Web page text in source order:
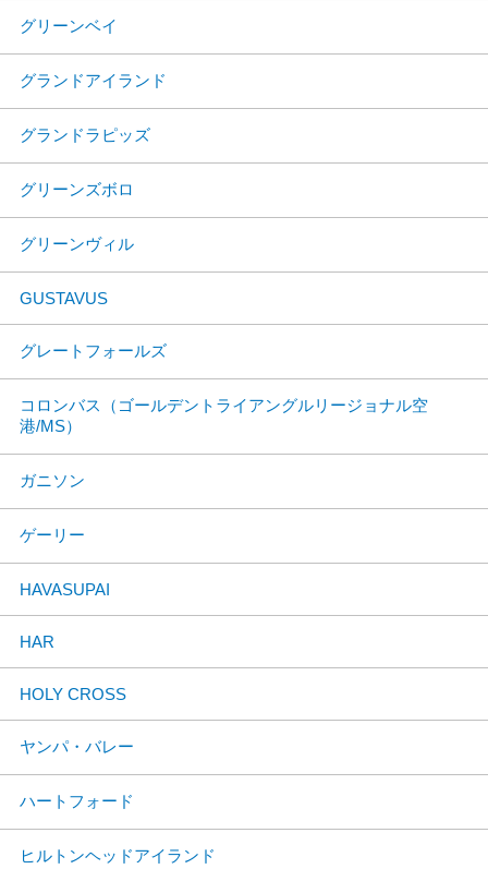
グリーンベイ
グランドアイランド
グランドラピッズ
グリーンズボロ
グリーンヴィル
GUSTAVUS
グレートフォールズ
コロンバス（ゴールデントライアングルリージョナル空
港/MS）
ガニソン
ゲーリー
HAVASUPAI
HAR
HOLY CROSS
ヤンパ・バレー
ハートフォード
ヒルトンヘッドアイランド